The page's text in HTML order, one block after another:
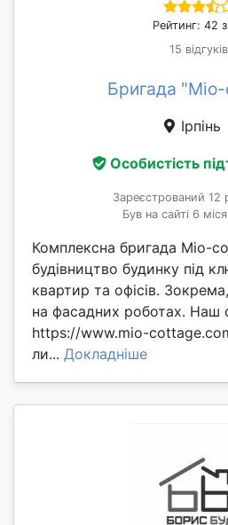
Рейтинг: 42
15 відгуків
Бригада
Ірпінь
Особистість
Зареєстрований 12
Був на сайті 6
Комплексна бригада Mio-
будівництво будинку під
квартир та офісів.
на фасадних роботах. Наш
https://www.mio-
ли... Докладніше